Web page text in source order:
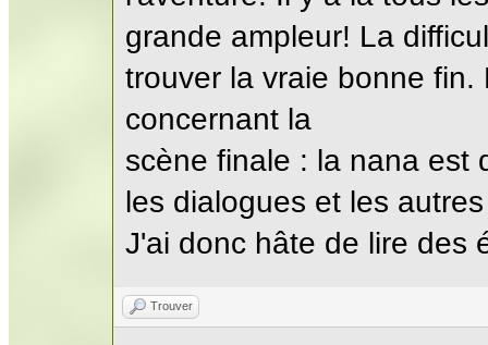
grande ampleur! La
trouver la vraie bonne
concernant la
scène finale : la nana est
les dialogues et les
J'ai donc hâte de lire des
Trouver